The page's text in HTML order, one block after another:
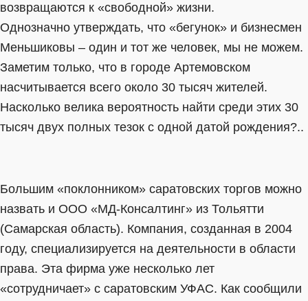
возвращаются к «свободной» жизни.
Однозначно утверждать, что «бегунок» и бизнесмен
Меньшиковы – один и тот же человек, мы не можем.
Заметим только, что в городе Артемовском
насчитывается всего около 30 тысяч жителей.
Насколько велика вероятность найти среди этих 30
тысяч двух полных тезок с одной датой рождения?..
Большим «поклонником» саратовских торгов можно
назвать и ООО «МД-Консалтинг» из Тольятти
(Самарская область). Компания, созданная в 2004
году, специализируется на деятельности в области
права. Эта фирма уже несколько лет
«сотрудничает» с саратовским УФАС. Как сообщили